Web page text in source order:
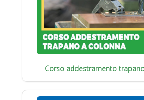
Corso addestramento